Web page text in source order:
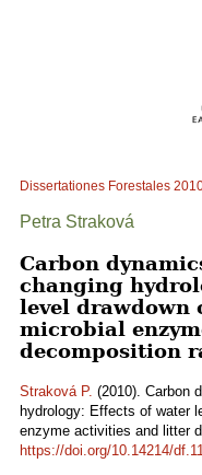
Dissertationes Forestales
Petra Straková
Carbon
changing
level drawdown
microbial
decomposition
Straková P. (2010). Carbon
hydrology: Effects of water
enzyme activities and litter
https://doi.org/10.14214/